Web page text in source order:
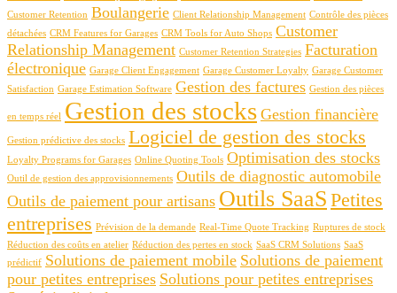
Customer Retention Boulangerie Client Relationship Management Contrôle des pièces
détachées CRM Features for Garages CRM Tools for Auto Shops Customer
Relationship Management Customer Retention Strategies Facturation
électronique Garage Client Engagement Garage Customer Loyalty Garage Customer
Satisfaction Garage Estimation Software Gestion des factures Gestion des pièces
en temps réel Gestion des stocks Gestion financière
Gestion prédictive des stocks Logiciel de gestion des stocks
Loyalty Programs for Garages Online Quoting Tools Optimisation des stocks
Outil de gestion des approvisionnements Outils de diagnostic automobile
Outils de paiement pour artisans Outils SaaS Petites
entreprises Prévision de la demande Real-Time Quote Tracking Ruptures de stock
Réduction des coûts en atelier Réduction des pertes en stock SaaS CRM Solutions SaaS
prédictif Solutions de paiement mobile Solutions de paiement
pour petites entreprises Solutions pour petites entreprises